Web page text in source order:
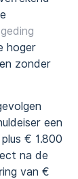
hoger
zonder
een
€ 1.800
na de
van €